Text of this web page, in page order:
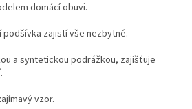
domácí obuvi.
zajistí vše nezbytné.
a syntetickou podrážkou, zajišťuje
vzor.